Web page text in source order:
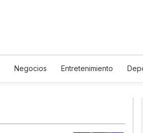
Negocios Entretenimiento